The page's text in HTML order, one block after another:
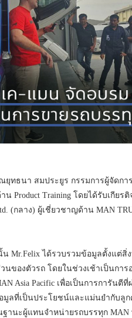
ทธนา สมประยูร กรรมการผู้จัดกา
Training โดยได้รับเกียรติ
(กลาง) ผู้เชี่ยวชาญด้าน MAN
น Mr.Felix ได้รวบรวมข้อมูลตั้งแต่
นของตัวรถ โดยในช่วงเช้าเป็นกา
Asia Pacific เพื่อเป็นการการันตี
มูลที่เป็นประโยชน์และแม่นยำกับลูก
านะผู้แทนจำหน่ายรถบรรทุก